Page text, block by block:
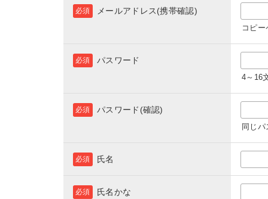
メールアドレス(携帯確認)
必須
コピ
パスワード
必須
4～16
パスワード(確認)
必須
同じ
氏名
必須
氏名かな
必須